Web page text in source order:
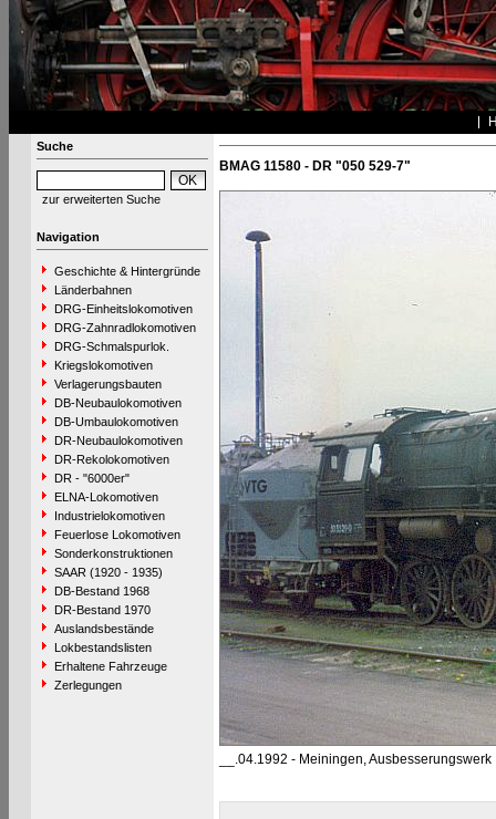
Suche
zur erweiterten Suche
Navigation
Geschichte & Hintergründe
Länderbahnen
DRG-Einheitslokomotiven
DRG-Zahnradlokomotiven
DRG-Schmalspurlok.
Kriegslokomotiven
Verlagerungsbauten
DB-Neubaulokomotiven
DB-Umbaulokomotiven
DR-Neubaulokomotiven
DR-Rekolokomotiven
DR - "6000er"
ELNA-Lokomotiven
Industrielokomotiven
Feuerlose Lokomotiven
Sonderkonstruktionen
SAAR (1920 - 1935)
DB-Bestand 1968
DR-Bestand 1970
Auslandsbestände
Lokbestandslisten
Erhaltene Fahrzeuge
Zerlegungen
BMAG 11580 - DR "050 529-7"
__.04.1992 - Meiningen, Ausbesserungswerk